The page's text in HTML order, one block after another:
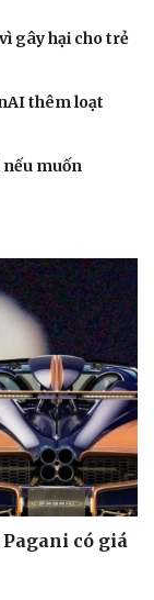
Gia đình
gây hại cho trẻ
thêm loạt
muốn
có giá